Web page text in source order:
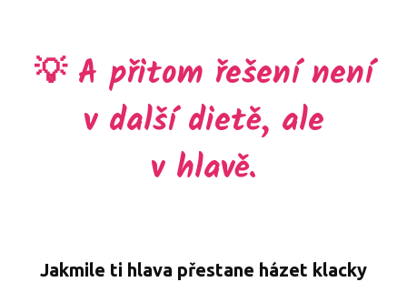
💡 A přitom řešení není
v další dietě, ale
v hlavě.
Jakmile ti hlava přestane házet klacky